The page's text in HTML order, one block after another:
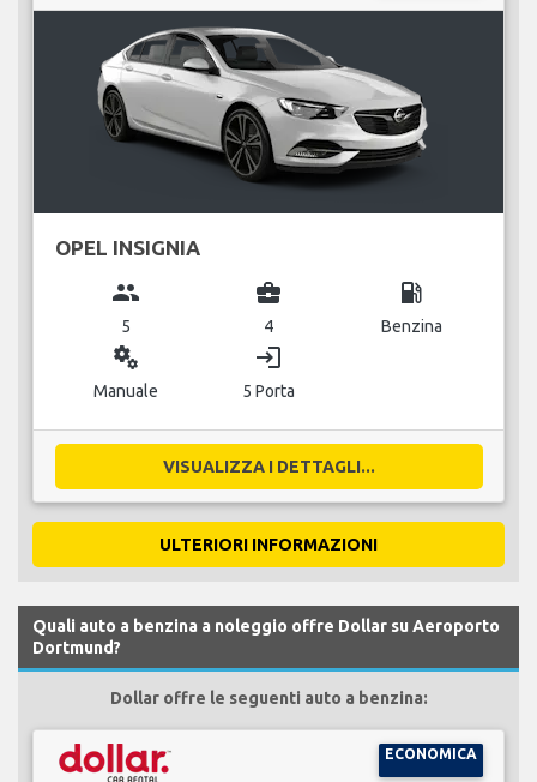
OPEL INSIGNIA
group
5
business_center
4
local_gas_station
Benzina
miscellaneous_services
Manuale
login
5 Porta
VISUALIZZA I DETTAGLI...
ULTERIORI INFORMAZIONI
Quali auto a benzina a noleggio offre Dollar su Aeroporto
Dortmund?
Dollar offre le seguenti auto a benzina:
ECONOMICA